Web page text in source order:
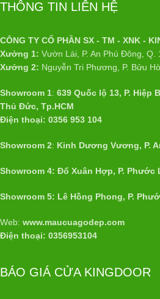
THÔNG TIN LIÊN HỆ
CÔNG TY CỔ PHẦN SX - TM - XNK -
Xưởng 1: Vườn Lài, P. An Phú Đông, Q.
Xưởng 2: Nguyễn Tri Phương, P. Bửu
Showroom 1: 639 Quốc lộ 13, P. Hiệp
Thủ Đức, Tp.HCM
Điện thoại: 0356 953 104
Showroom 2: Kinh Dương Vương, P.
Showroom 4: Đổ Xuân Hợp, P. Phước
Showroom 5: Lê Hồng Phong, P.
Web: www.maucuagodep.com
Điện thoại: 0356953104
BÁO GIÁ CỬA KINGDOOR